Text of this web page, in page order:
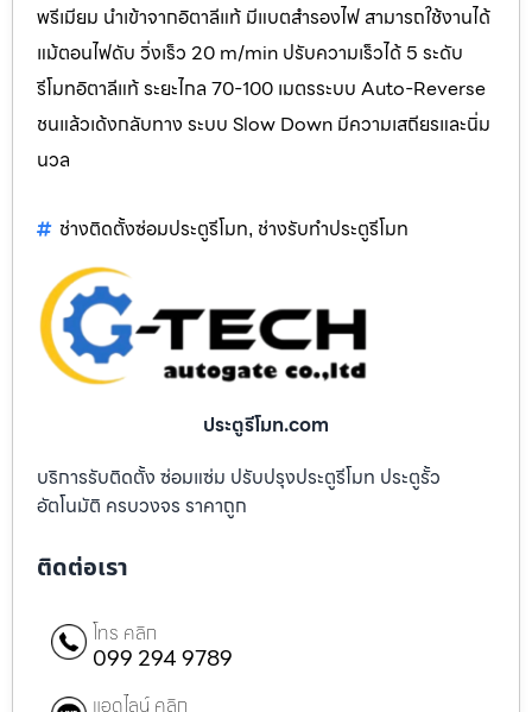
พรีเมียม นำเข้าจากอิตาลีแท้ มีแบตสำรองไฟ สามารถใช้งานได้
แม้ตอนไฟดับ วิ่งเร็ว 20 m/min ปรับความเร็วได้ 5 ระดับ
รีโมทอิตาลีแท้ ระยะไกล 70-100 เมตรระบบ Auto-Reverse
ชนแล้วเด้งกลับทาง ระบบ Slow Down มีความเสถียรและนิ่ม
นวล
ช่างติดตั้งซ่อมประตูรีโมท, ช่างรับทำประตูรีโมท
ประตูรีโมท.com
บริการรับติดตั้ง ซ่อมแซ่ม ปรับปรุงประตูรีโมท ประตูรั้ว
อัตโนมัติ ครบวงจร ราคาถูก
ติดต่อเรา
โทร คลิก
099 294 9789
แอดไลน์ คลิก